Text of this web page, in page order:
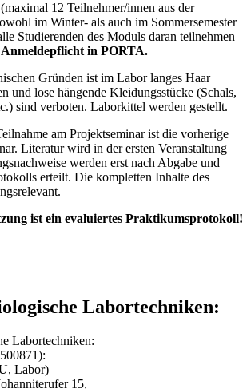
12 Teilnehmer/innen aus der
im Winter- als auch im Sommersemester
Studierenden des Moduls daran teilnehmen
Anmeldepflicht in PORTA.
Gründen ist im Labor langes Haar
und lose hängende Kleidungsstücke (Schals,
sind verboten. Laborkittel werden gestellt.
am Projektseminar ist die vorherige
Literatur wird in der ersten Veranstaltung
werden erst nach Abgabe und
erteilt. Die kompletten Inhalte des
ist ein evaluiertes Praktikumsprotokoll!
Labortechniken:
Labortechniken:
Labor)
15,